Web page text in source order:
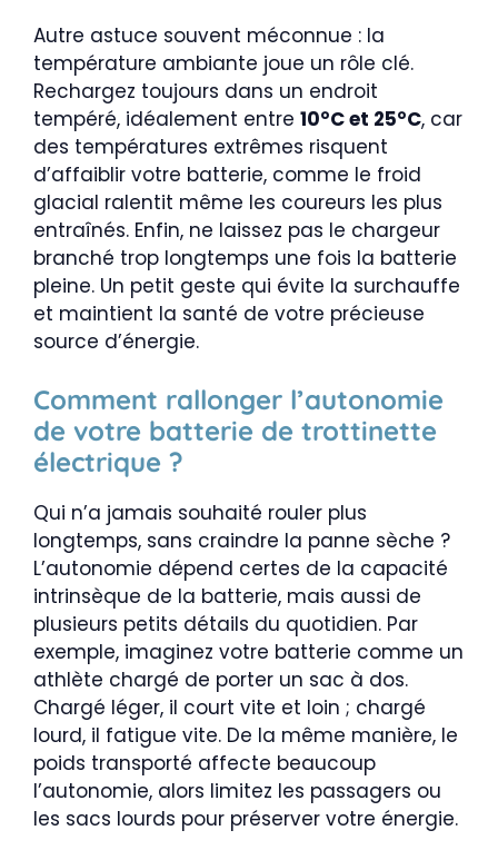
Autre astuce souvent méconnue : la
température ambiante joue un rôle clé.
Rechargez toujours dans un endroit
tempéré, idéalement entre 10°C et 25°C, car
des températures extrêmes risquent
d’affaiblir votre batterie, comme le froid
glacial ralentit même les coureurs les plus
entraînés. Enfin, ne laissez pas le chargeur
branché trop longtemps une fois la batterie
pleine. Un petit geste qui évite la surchauffe
et maintient la santé de votre précieuse
source d’énergie.
Comment rallonger l’autonomie
de votre batterie de trottinette
électrique ?
Qui n’a jamais souhaité rouler plus
longtemps, sans craindre la panne sèche ?
L’autonomie dépend certes de la capacité
intrinsèque de la batterie, mais aussi de
plusieurs petits détails du quotidien. Par
exemple, imaginez votre batterie comme un
athlète chargé de porter un sac à dos.
Chargé léger, il court vite et loin ; chargé
lourd, il fatigue vite. De la même manière, le
poids transporté affecte beaucoup
l’autonomie, alors limitez les passagers ou
les sacs lourds pour préserver votre énergie.